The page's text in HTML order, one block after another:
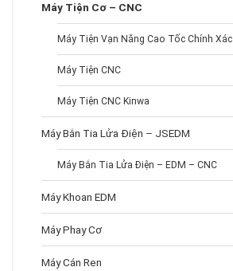
Máy Tiện Cơ – CNC
Máy Tiện Vạn Năng Cao Tốc Chính Xác
Máy Tiện CNC
Máy Tiện CNC Kinwa
Máy Bắn Tia Lửa Điện – JSEDM
Máy Bắn Tia Lửa Điện – EDM – CNC
Máy Khoan EDM
Máy Phay Cơ
Máy Cán Ren